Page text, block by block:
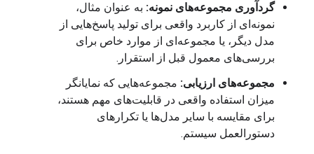
گردآوری مجموعه‌های نمونه: به عنوان مثال،
نمونه‌ای از کاربرد واقعی برای تولید پاسخ‌هایی از
مدل دیگر، یا مجموعه‌ای از موارد خاص برای
بررسی‌های معمول قبل از استقرار.
مجموعه‌های ارزیابی: مجموعه‌هایی که نمایانگر
میزان استفاده واقعی در قابلیت‌های مهم هستند،
برای مقایسه با سایر مدل‌ها یا تکرارهای
دستورالعمل سیستم.